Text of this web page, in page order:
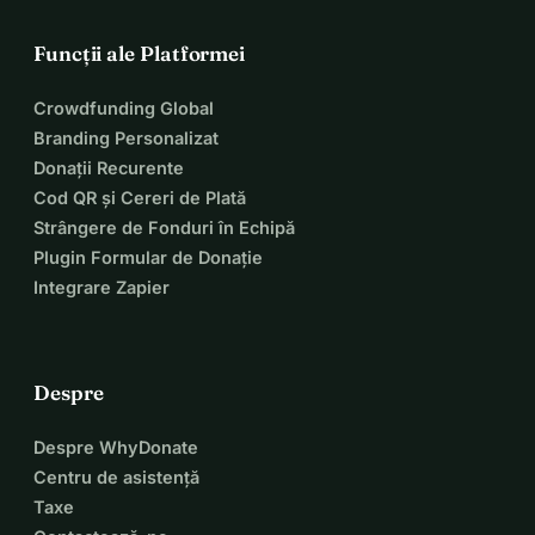
Funcții ale Platformei
Crowdfunding Global
Branding Personalizat
Donații Recurente
Cod QR și Cereri de Plată
Strângere de Fonduri în Echipă
Plugin Formular de Donație
Integrare Zapier
Despre
Despre WhyDonate
Centru de asistență
Taxe